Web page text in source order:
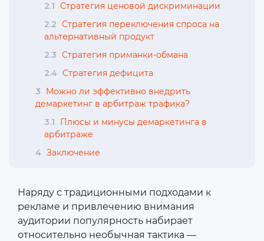
2.1 Стратегия ценовой дискриминации
2.2 Стратегия переключения спроса на
альтернативный продукт
2.3 Стратегия приманки-обмана
2.4 Стратегия дефицита
3
Можно ли эффективно внедрить
демаркетинг в арбитраж трафика?
3.1
Плюсы и минусы демаркетинга в
арбитраже
4 Заключение
Наряду с традиционными подходами к
рекламе и привлечению внимания
аудитории популярность набирает
относительно необычная тактика —